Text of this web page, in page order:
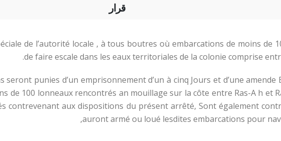
قرار
de l’autorité locale , à tous boutres où embarcations de moins de
de faire escale dans les eaux territoriales de la colonie comprise
punies d’un emprisonnement d’un à cinq Jours et d’une amende
de 100 lonneaux rencontrés an mouillage sur la côte entre Ras-A h et
contrevenant aux dispositions du présent arrêté, Sont également
auront armé ou loué lesdites embarcations pour